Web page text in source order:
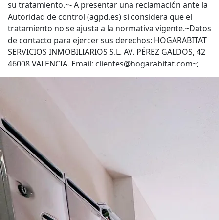
su tratamiento.~- A presentar una reclamación ante la
Autoridad de control (agpd.es) si considera que el
tratamiento no se ajusta a la normativa vigente.~Datos
de contacto para ejercer sus derechos: HOGARABITAT
SERVICIOS INMOBILIARIOS S.L. AV. PÉREZ GALDOS, 42
46008 VALENCIA. Email: clientes@hogarabitat.com~;